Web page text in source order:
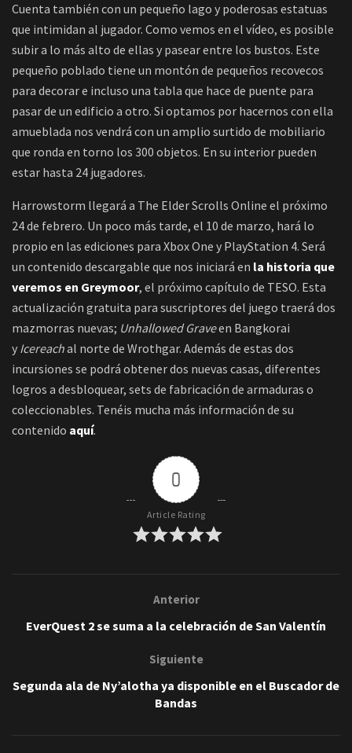
Cuenta también con un pequeño lago y poderosas estatuas
que intimidan al jugador. Como vemos en el vídeo, es posible
subir a lo más alto de ellas y pasear entre los bustos. Este
pequeño poblado tiene un montón de pequeños recovecos
para decorar e incluso una tabla que hace de puente para
pasar de un edificio a otro. Si optamos por hacernos con ella
amueblada nos vendrá con un amplio surtido de mobiliario
que ronda en torno los 300 objetos. En su interior pueden
estar hasta 24 jugadores.
Harrowstorm llegará a The Elder Scrolls Online el próximo
24 de febrero. Un poco más tarde, el 10 de marzo, hará lo
propio en las ediciones para Xbox One y PlayStation 4. Será
un contenido descargable que nos iniciará en la historia que
veremos en Greymoor, el próximo capítulo de TESO. Esta
actualización gratuita para suscriptores del juego traerá dos
mazmorras nuevas; Unhallowed Graveen Bangkorai
y Icereachal norte de Wrothgar. Además de estas dos
incursiones se podrá obtener dos nuevas casas, diferentes
logros a desbloquear, sets de fabricación de armaduras o
coleccionables. Tenéis mucha más información de su
contenido aquí.
0
Article Rating
Anterior
EverQuest 2 se suma a la celebración de San Valentín
Siguiente
Segunda ala de Ny’alotha ya disponible en el Buscador de
Bandas